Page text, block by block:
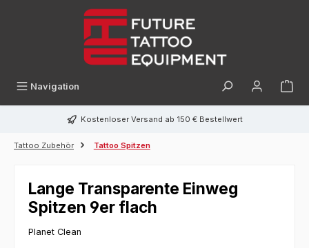
Navigation
Kostenloser Versand ab 150 € Bestellwert
Tattoo Zubehör Tattoo Spitzen
Lange Transparente Einweg
Spitzen 9er flach
Planet Clean